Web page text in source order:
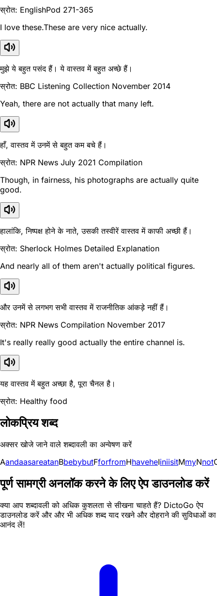
स्रोत: EnglishPod 271-365
I love these.These are very nice actually.
मुझे ये बहुत पसंद हैं। ये वास्तव में बहुत अच्छे हैं।
स्रोत: BBC Listening Collection November 2014
Yeah, there are not actually that many left.
हाँ, वास्तव में उनमें से बहुत कम बचे हैं।
स्रोत: NPR News July 2021 Compilation
Though, in fairness, his photographs are actually quite
good.
हालांकि, निष्पक्ष होने के नाते, उसकी तस्वीरें वास्तव में काफी अच्छी हैं।
स्रोत: Sherlock Holmes Detailed Explanation
And nearly all of them aren't actually political figures.
और उनमें से लगभग सभी वास्तव में राजनीतिक आंकड़े नहीं हैं।
स्रोत: NPR News Compilation November 2017
It's really really good actually the entire channel is.
यह वास्तव में बहुत अच्छा है, पूरा चैनल है।
स्रोत: Healthy food
लोकप्रिय शब्द
अक्सर खोजे जाने वाले शब्दावली का अन्वेषण करें
AandaasareatanBbebybutFforfromHhaveheIiniisitMmyNnot
पूर्ण सामग्री अनलॉक करने के लिए ऐप डाउनलोड करें
क्या आप शब्दावली को अधिक कुशलता से सीखना चाहते हैं? DictoGo ऐप
डाउनलोड करें और और भी अधिक शब्द याद रखने और दोहराने की सुविधाओं का
आनंद लें!